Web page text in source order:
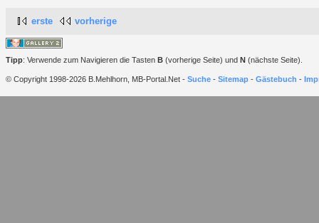
erste vorherige
Tipp: Verwende zum Navigieren die Tasten B (vorherige Seite) und N (nächste Seite).
© Copyright 1998-2026 B.Mehlhorn, MB-Portal.Net - Suche - Sitemap - Gästebuch -